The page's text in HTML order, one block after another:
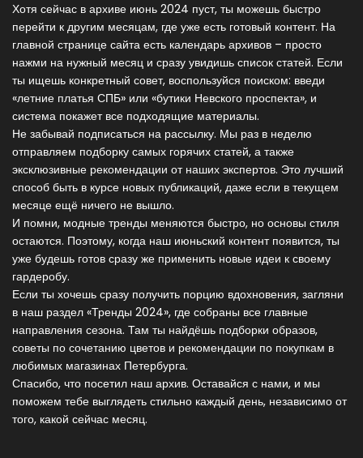
Хотя сейчас в архиве июнь 2024 пуст, ты можешь быстро
перейти к другим месяцам, где уже есть готовый контент. На
главной странице сайта есть календарь архивов – просто
нажми на нужный месяц и сразу увидишь список статей. Если
ты ищешь конкретный совет, воспользуйся поиском: введи
«летние платья СПБ» или «бутики Невского проспекта», и
система покажет все подходящие материалы.
Не забывай подписаться на рассылку. Мы раз в неделю
отправляем подборку самых горячих статей, а также
эксклюзивные рекомендации от наших экспертов. Это лучший
способ быть в курсе новых публикаций, даже если в текущем
месяце ещё ничего не вышло.
И помни, модные тренды меняются быстро, но основы стиля
остаются. Поэтому, когда наш июньский контент появится, ты
уже будешь готов сразу же применить новые идеи к своему
гардеробу.
Если ты хочешь сразу получить порцию вдохновения, загляни
в наш раздел «Тренды 2024», где собраны все главные
направления сезона. Там ты найдёшь подборки образов,
советы по сочетанию цветов и рекомендации по покупкам в
любимых магазинах Петербурга.
Спасибо, что посетил наш архив. Оставайся с нами, и мы
поможем тебе выглядеть стильно каждый день, независимо от
того, какой сейчас месяц.